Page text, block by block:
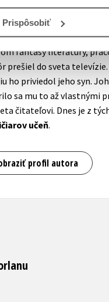
Prispôsobiť
Flanagan
pochádza z
fantasy literatúry,
prešiel do sveta
ho priviedol jeho syn.
sa mu to až vlastnými
čitateľovi. Dnes je z
učeň.
profil autora